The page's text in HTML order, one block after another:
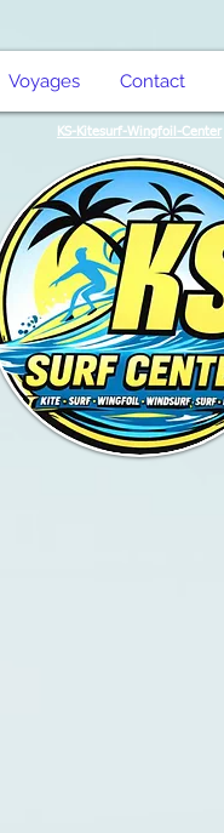
Voyages Contact
KS-Kitesurf-Wingfoil-Center